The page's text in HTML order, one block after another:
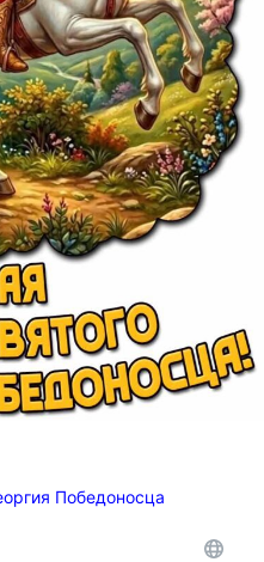
Победоносца